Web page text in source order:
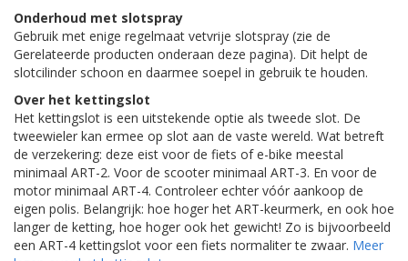
Onderhoud met slotspray
Gebruik met enige regelmaat vetvrije slotspray (zie de
Gerelateerde producten onderaan deze pagina). Dit helpt de
slotcilinder schoon en daarmee soepel in gebruik te houden.
Over het kettingslot
Het kettingslot is een uitstekende optie als tweede slot. De
tweewieler kan ermee op slot aan de vaste wereld. Wat betreft
de verzekering: deze eist voor de fiets of e-bike meestal
minimaal ART-2. Voor de scooter minimaal ART-3. En voor de
motor minimaal ART-4. Controleer echter vóór aankoop de
eigen polis. Belangrijk: hoe hoger het ART-keurmerk, en ook hoe
langer de ketting, hoe hoger ook het gewicht! Zo is bijvoorbeeld
een ART-4 kettingslot voor een fiets normaliter te zwaar. Meer